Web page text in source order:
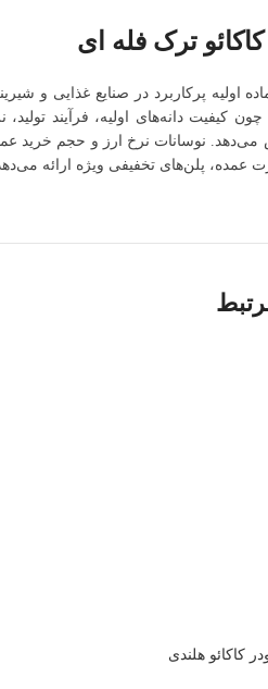
ترک فله ای
اولیه پرکاربرد در صنایع غذایی و
کیفیت دانه‌های اولیه، فرآیند
نوسانات نرخ ارز و حجم خرید
عمده، پلن‌های تخفیفی ویژه ارائه
کاکائو هلندی